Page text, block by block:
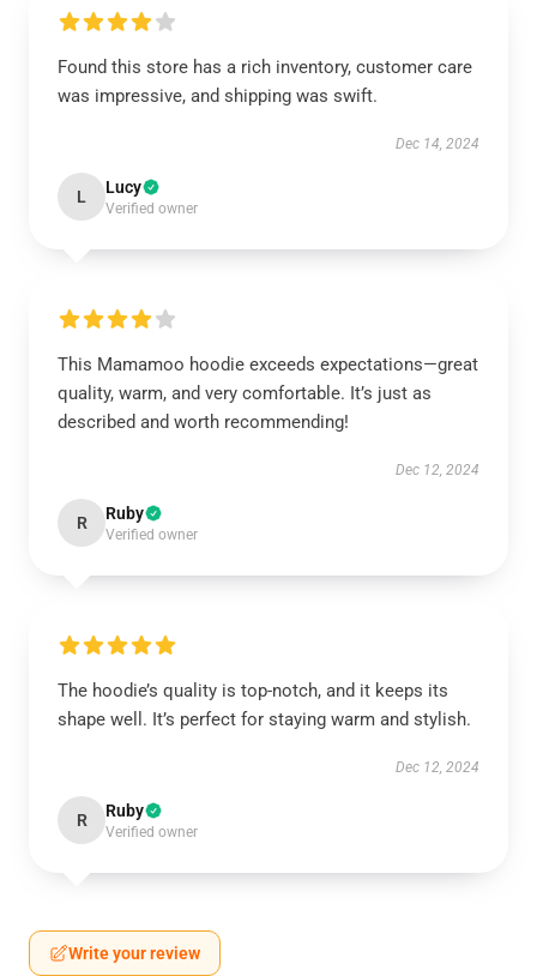
Found this store has a rich inventory, customer care
was impressive, and shipping was swift.
Dec 14, 2024
L Lucy
Verified owner
This Mamamoo hoodie exceeds expectations—great
quality, warm, and very comfortable. It’s just as
described and worth recommending!
Dec 12, 2024
R Ruby
Verified owner
The hoodie’s quality is top-notch, and it keeps its
shape well. It’s perfect for staying warm and stylish.
Dec 12, 2024
R Ruby
Verified owner
Write your review